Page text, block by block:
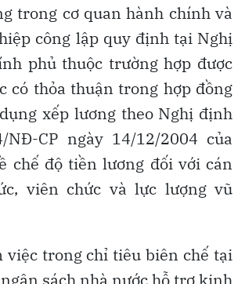
trong cơ quan hành chính và
công lập quy định tại Nghị
phủ thuộc trường hợp được
có thỏa thuận trong hợp đồng
xếp lương theo Nghị định
NĐ-CP ngày 14/12/2004 của
chế độ tiền lương đối với cán
viên chức và lực lượng vũ
việc trong chỉ tiêu biên chế tại
sách nhà nước hỗ trợ kinh